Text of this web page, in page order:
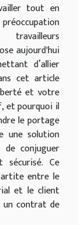
tout en
aujourd'hui
d’allier
cet article
et votre
et pourquoi il
le portage
une solution
conjuguer
Ce
entre le
et le client
un contrat de